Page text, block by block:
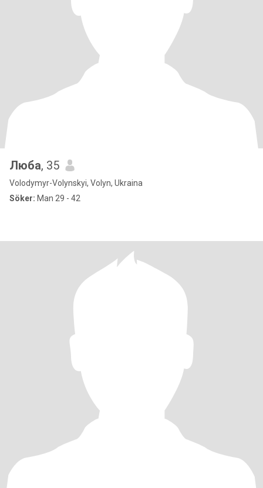
Люба, 35
Volodymyr-Volynskyi, Volyn, Ukraina
Söker: Man 29 - 42